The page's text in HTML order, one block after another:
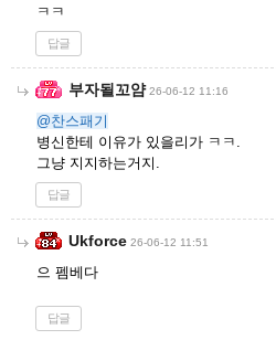
ㅋㅋ
답글
부자될꼬얌 26-06-12 11:16
@찬스패기
병신한테 이유가 있을리가 ㅋㅋ.
그냥 지지하는거지.
답글
Ukforce 26-06-12 11:51
으 펨베다
답글